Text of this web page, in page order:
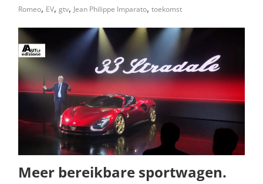
Romeo, EV, gtv, Jean Philippe Imparato, toekomst
Meer bereikbare sportwagen.